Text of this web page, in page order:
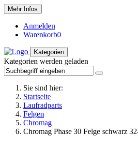
Mehr Infos
Anmelden
Warenkorb0
Kategorien
Kategorien werden geladen
Sie sind hier:
Startseite
Laufradparts
Felgen
Chromag
Chromag Phase 30 Felge schwarz